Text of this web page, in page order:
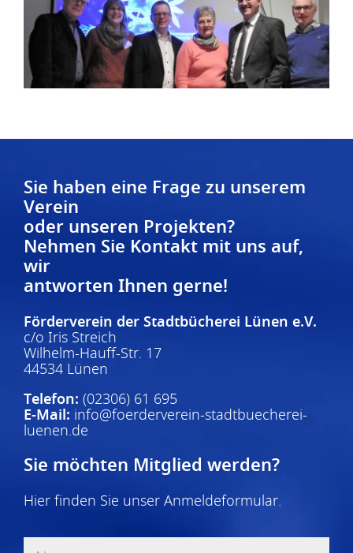
Sie haben eine Frage zu unserem
Verein
oder unseren Projekten?
Nehmen Sie Kontakt mit uns auf,
wir
antworten Ihnen gerne!
Förderverein der Stadtbücherei Lünen e.V.
c/o Iris Streich
Wilhelm-Hauff-Str. 17
44534 Lünen
Telefon: (02306) 61 695
E-Mail: info@foerderverein-stadtbuecherei-
luenen.de
Sie möchten Mitglied werden?
Hier finden Sie unserAnmeldeformular.